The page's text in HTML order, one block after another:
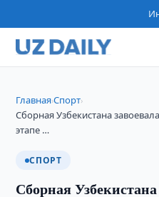
Главная›Спорт›
Сборная Узбекистана
этапе …
СПОРТ
Сборная